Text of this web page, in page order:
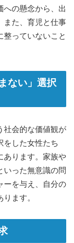
への懸念から、出
また、育児と仕事
整っていないこと
ない」選択
社会的な価値観が
をした女性たち
あります。家族や
いった無意識の問
ーを与え、自分の
ます。